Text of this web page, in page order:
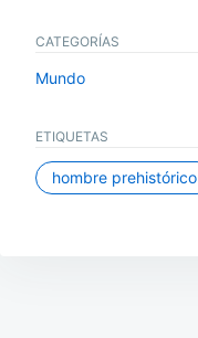
CATEGORÍAS
Mundo
ETIQUETAS
hombre prehistórico